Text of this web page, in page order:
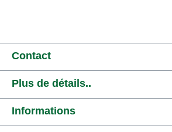
Contact
Plus de détails..
Informations